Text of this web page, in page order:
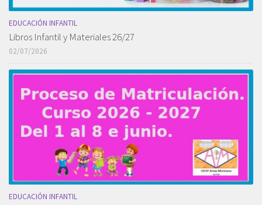
EDUCACIÓN INFANTIL
Libros Infantil y Materiales 26/27
02/07/2026
EDUCACIÓN INFANTIL